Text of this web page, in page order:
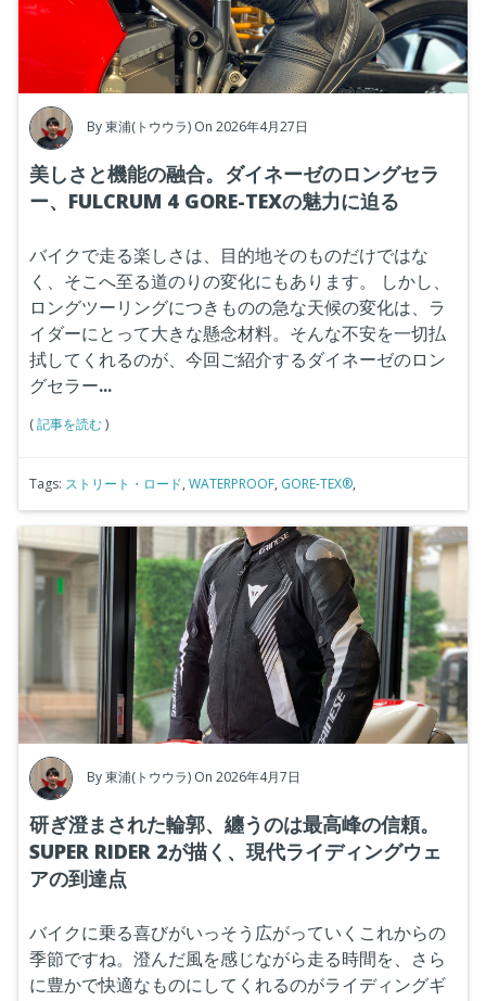
By東浦(トウウラ) On 2026年4月27日
美しさと機能の融合。ダイネーゼのロングセラ
ー、FULCRUM 4 GORE-TEXの魅力に迫る
バイクで走る楽しさは、目的地そのものだけではな
く、そこへ至る道のりの変化にもあります。
しかし、
ロングツーリングにつきものの急な天候の変化は、ラ
イダーにとって大きな懸念材料。そんな不安を一切払
拭してくれるのが、今回ご紹介するダイネーゼのロン
グセラー...
(記事を読む)
Tags: ストリート・ロード, WATERPROOF, GORE-TEX®,
By東浦(トウウラ) On 2026年4月7日
研ぎ澄まされた輪郭、纏うのは最高峰の信頼。
SUPER RIDER 2が描く、現代ライディングウェ
アの到達点
バイクに乗る喜びがいっそう広がっていくこれからの
季節ですね。澄んだ風を感じながら走る時間を、さら
に豊かで快適なものにしてくれるのがライディングギ